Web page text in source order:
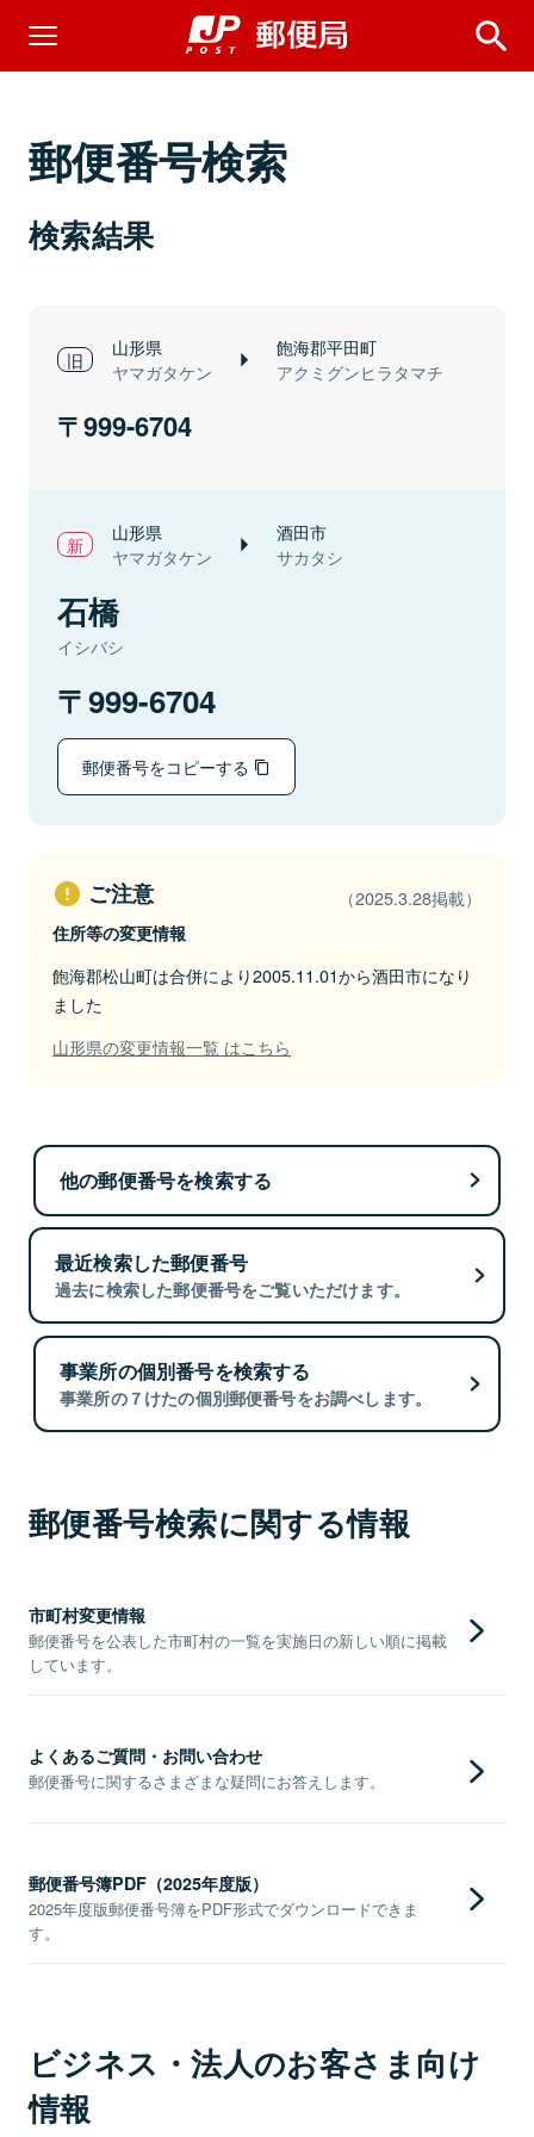
郵便番号検索
検索結果
山形県
ヤマガタケン
飽海郡平田町
アクミグンヒラタマチ
999-6704
山形県
ヤマガタケン
酒田市
サカタシ
石橋
イシバシ
999-6704
郵便番号をコピーする
ご注意 （2025.3.28掲載）
住所等の変更情報
飽海郡松山町は合併により2005.11.01から酒田市になり
ました
山形県の変更情報一覧 はこちら
他の郵便番号を検索する
最近検索した郵便番号
過去に検索した郵便番号をご覧いただけます。
事業所の個別番号を検索する
事業所の７けたの個別郵便番号をお調べします。
郵便番号検索に関する情報
市町村変更情報
郵便番号を公表した市町村の一覧を実施日の新しい順に掲載
しています。
よくあるご質問・お問い合わせ
郵便番号に関するさまざまな疑問にお答えします。
郵便番号簿PDF（2025年度版）
2025年度版郵便番号簿をPDF形式でダウンロードできま
す。
ビジネス・法人のお客さま向け
情報